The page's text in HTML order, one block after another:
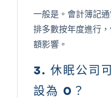
一般是。會計簿記
排多數按年度進行
額影響。
3. 休眠公司
設為 0？